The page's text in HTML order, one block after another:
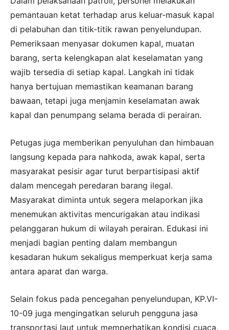
pemantauan ketat terhadap arus keluar-masuk kapal
di pelabuhan dan titik-titik rawan penyelundupan.
Pemeriksaan menyasar dokumen kapal, muatan
barang, serta kelengkapan alat keselamatan yang
wajib tersedia di setiap kapal. Langkah ini tidak
hanya bertujuan memastikan keamanan barang
bawaan, tetapi juga menjamin keselamatan awak
kapal dan penumpang selama berada di perairan.
Petugas juga memberikan penyuluhan dan himbauan
langsung kepada para nahkoda, awak kapal, serta
masyarakat pesisir agar turut berpartisipasi aktif
dalam mencegah peredaran barang ilegal.
Masyarakat diminta untuk segera melaporkan jika
menemukan aktivitas mencurigakan atau indikasi
pelanggaran hukum di wilayah perairan. Edukasi ini
menjadi bagian penting dalam membangun
kesadaran hukum sekaligus memperkuat kerja sama
antara aparat dan warga.
Selain fokus pada pencegahan penyelundupan, KP.VI-
10-09 juga mengingatkan seluruh pengguna jasa
transportasi laut untuk memperhatikan kondisi cuaca,